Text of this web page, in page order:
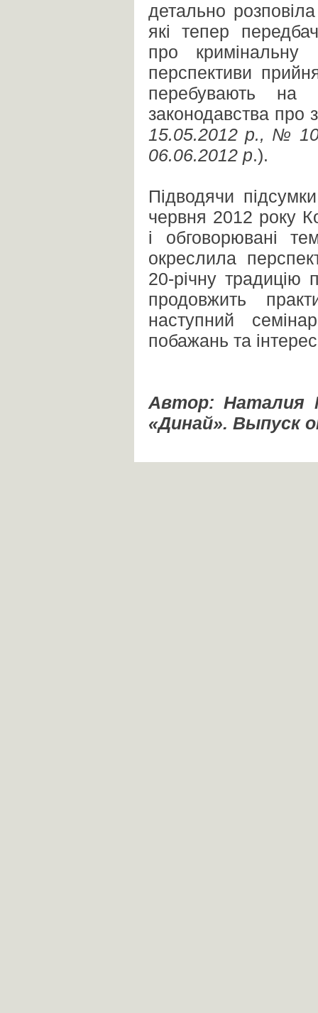
детально
які тепер
про кримінальну
перспективи
перебувають
законодавства про
15.05.2012 р., №
06.06.2012 р.).
Підводячи
червня 2012 року
і обговорювані
окреслила
20-річну традицію
продовжить
наступний
побажань та
Автор: Наталия
«Динай». Выпуск